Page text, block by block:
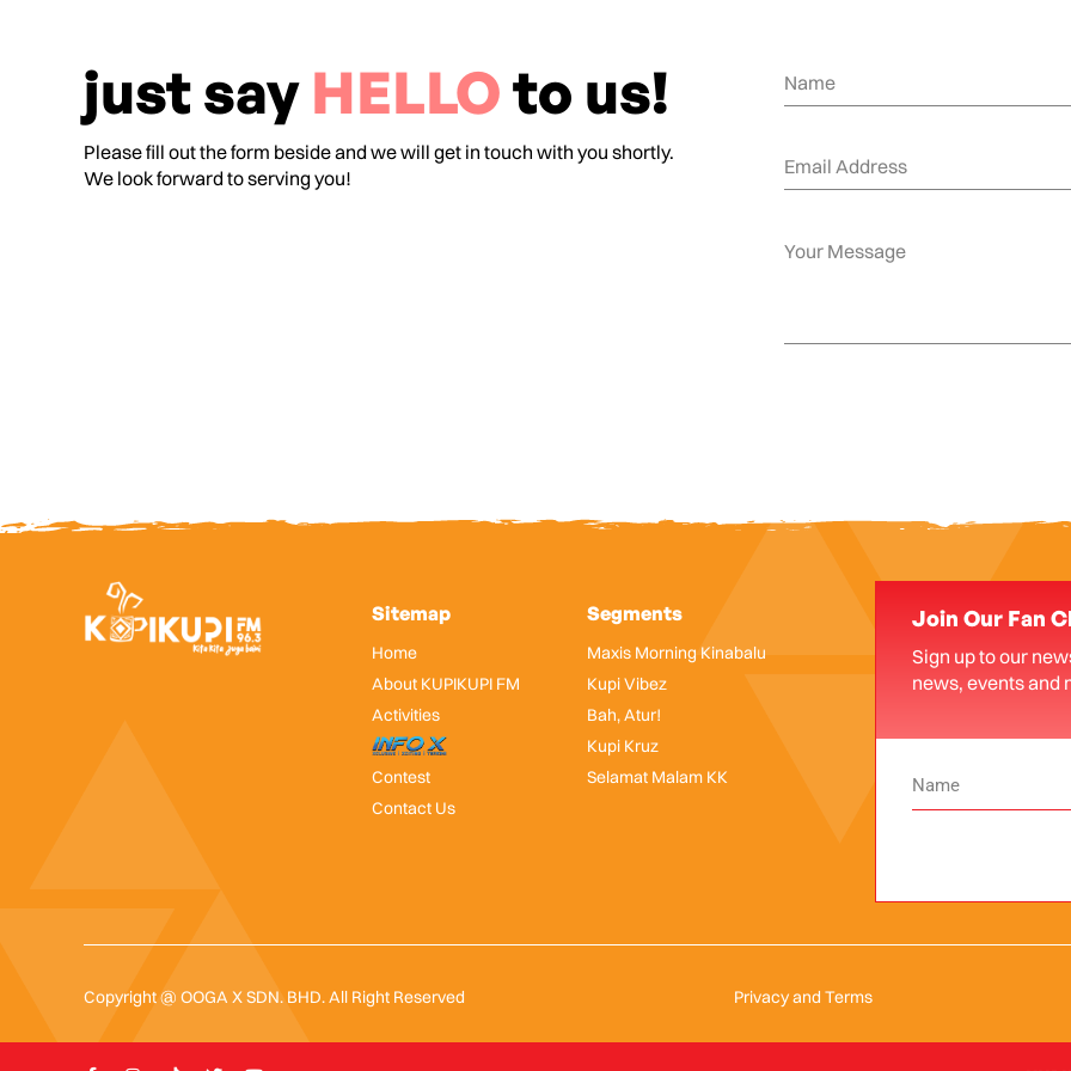
just say HELLOto us!
Please fill out the form beside and we will get in touch with you shortly.
We look forward to serving you!
Sitemap
Home
About KUPIKUPI FM
Activities
InfoX
Contest
Contact Us
Segments
Maxis Morning Kinabalu
Kupi Vibez
Bah, Atur!
Kupi Kruz
Selamat Malam KK
Join Our Fan
Sign up to our
news, events and
Copyright @ OOGA X SDN. BHD. All Right Reserved Privacy and Terms